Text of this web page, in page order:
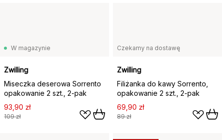
W magazynie
Zwilling
Miseczka deserowa Sorrento
opakowanie 2 szt., 2-pak
93,90 zł
109 zł
Czekamy na dostawę
Zwilling
Filiżanka do kawy Sorrento,
opakowanie 2 szt., 2-pak
69,90 zł
89 zł